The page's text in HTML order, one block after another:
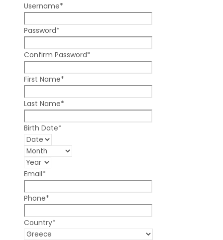
Username*
Password*
Confirm Password*
First Name*
Last Name*
Birth Date*
Email*
Phone*
Country*